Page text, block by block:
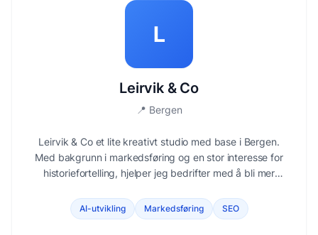
L
Leirvik & Co
📍 Bergen
Leirvik & Co et lite kreativt studio med base i Bergen.
Med bakgrunn i markedsføring og en stor interesse for
historiefortelling, hjelper jeg bedrifter med å bli mer
samarbeider med dyktige frilansere ved behov.
AI-utvikling Markedsføring SEO